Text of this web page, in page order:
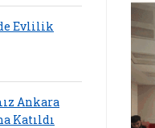
Evlilik
Ankara
Katıldı